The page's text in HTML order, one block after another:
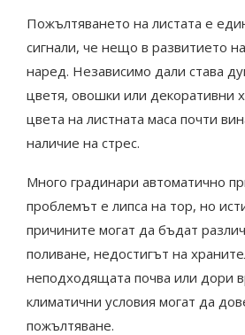
Пожълтяването на листата е
сигнали, че нещо в развитието
наред. Независимо дали става
цветя, овошки или декоративни
цвета на листната маса почти
наличие на стрес.
Много градинари автоматично
проблемът е липса на тор, но
причините могат да бъдат
поливане, недостигът на
неподходящата почва или дори
климатични условия могат да
пожълтяване.